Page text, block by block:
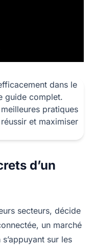
d’un
secteurs, décide
un marché
sur les